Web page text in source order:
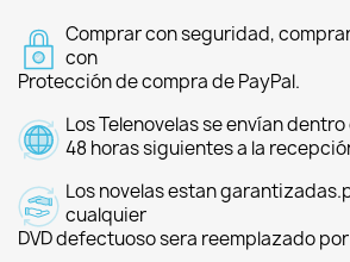
Comprar con seguridad,
con
Protección de compra de PayPal.
Los Telenovelas se envían dentro
48 horas siguientes a la
Los novelas estan
cualquier
DVD defectuoso sera reemplazado